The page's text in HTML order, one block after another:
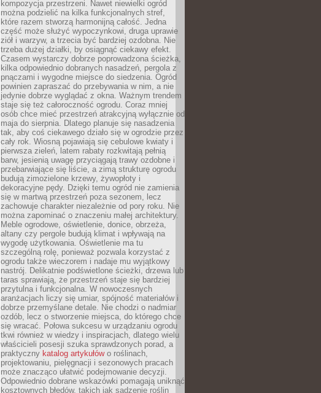
kompozycja przestrzeni. Nawet niewielki ogród
można podzielić na kilka funkcjonalnych stref,
które razem stworzą harmonijną całość. Jedna
część może służyć wypoczynkowi, druga uprawie
ziół i warzyw, a trzecia być bardziej ozdobna. Nie
trzeba dużej działki, by osiągnąć ciekawy efekt.
Czasem wystarczy dobrze poprowadzona ścieżka,
kilka odpowiednio dobranych nasadzeń, pergola z
pnączami i wygodne miejsce do siedzenia. Ogród
powinien zapraszać do przebywania w nim, a nie
jedynie dobrze wyglądać z okna. Ważnym trendem
staje się też całoroczność ogrodu. Coraz mniej
osób chce mieć przestrzeń atrakcyjną wyłącznie od
maja do sierpnia. Dlatego planuje się nasadzenia
tak, aby coś ciekawego działo się w ogrodzie przez
cały rok. Wiosną pojawiają się cebulowe kwiaty i
pierwsza zieleń, latem rabaty rozkwitają pełnią
barw, jesienią uwagę przyciągają trawy ozdobne i
przebarwiające się liście, a zimą strukturę ogrodu
budują zimozielone krzewy, żywopłoty i
dekoracyjne pędy. Dzięki temu ogród nie zamienia
się w martwą przestrzeń poza sezonem, lecz
zachowuje charakter niezależnie od pory roku. Nie
można zapominać o znaczeniu małej architektury.
Meble ogrodowe, oświetlenie, donice, obrzeża,
altany czy pergole budują klimat i wpływają na
wygodę użytkowania. Oświetlenie ma tu
szczególną rolę, ponieważ pozwala korzystać z
ogrodu także wieczorem i nadaje mu wyjątkowy
nastrój. Delikatnie podświetlone ścieżki, drzewa lub
taras sprawiają, że przestrzeń staje się bardziej
przytulna i funkcjonalna. W nowoczesnych
aranżacjach liczy się umiar, spójność materiałów i
dobrze przemyślane detale. Nie chodzi o nadmiar
ozdób, lecz o stworzenie miejsca, do którego chce
się wracać. Połowa sukcesu w urządzaniu ogrodu
tkwi również w wiedzy i inspiracjach, dlatego wielu
właścicieli posesji szuka sprawdzonych porad, a
praktyczny katalog artykułówo roślinach,
projektowaniu, pielęgnacji i sezonowych pracach
może znacząco ułatwić podejmowanie decyzji.
Odpowiednio dobrane wskazówki pomagają uniknąć
kosztownych błędów, takich jak sadzenie roślin